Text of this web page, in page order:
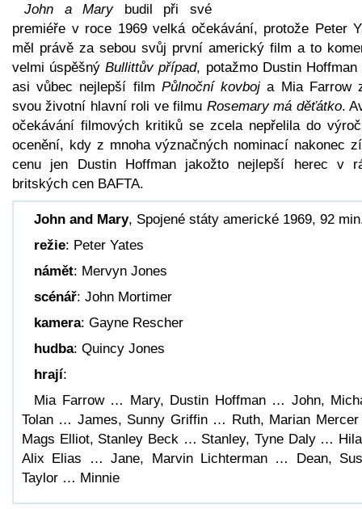
John a Marybudil při své
premiéře v roce 1969 velká očekávání, protože Peter
měl právě za sebou svůj první americký film a to
velmi úspěšnýBullittův případ, potažmo Dustin Hoffman
asi vůbec nejlepší film Půlnoční kovboj a Mia Farrow
svou životní hlavní roli ve filmu Rosemary má děťátko.
očekávání filmových kritiků se zcela nepřelila do
ocenění, kdy z mnoha význačných nominací nakonec
cenu jen Dustin Hoffman jakožto nejlepší herec v
britských cen BAFTA.
John and Mary, Spojené státy americké 1969, 92
režie: Peter Yates
námět: Mervyn Jones
scénář: John Mortimer
kamera: Gayne Rescher
hudba: Quincy Jones
hrají:
Mia Farrow … Mary, Dustin Hoffman … John,
Tolan … James, Sunny Griffin … Ruth, Marian
Mags Elliot, Stanley Beck … Stanley, Tyne Daly …
Alix Elias … Jane, Marvin Lichterman … Dean,
Taylor … Minnie